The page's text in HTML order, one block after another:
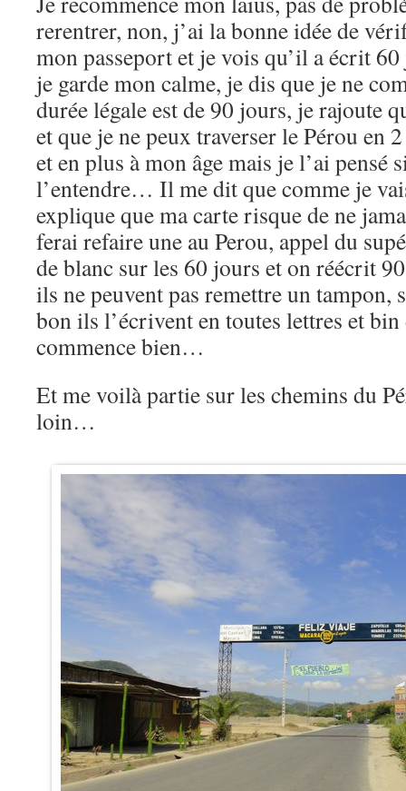
rerentrer, non, j’ai la bonne idée de
mon passeport et je vois qu’il a écrit
je garde mon calme, je dis que je ne
durée légale est de 90 jours, je rajoute
et que je ne peux traverser le Pérou en
et en plus à mon âge mais je l’ai pensé
l’entendre… Il me dit que comme je
explique que ma carte risque de ne
ferai refaire une au Perou, appel du
de blanc sur les 60 jours et on réécrit
ils ne peuvent pas remettre un tampon,
bon ils l’écrivent en toutes lettres et
commence bien…
Et me voilà partie sur les chemins du
loin…